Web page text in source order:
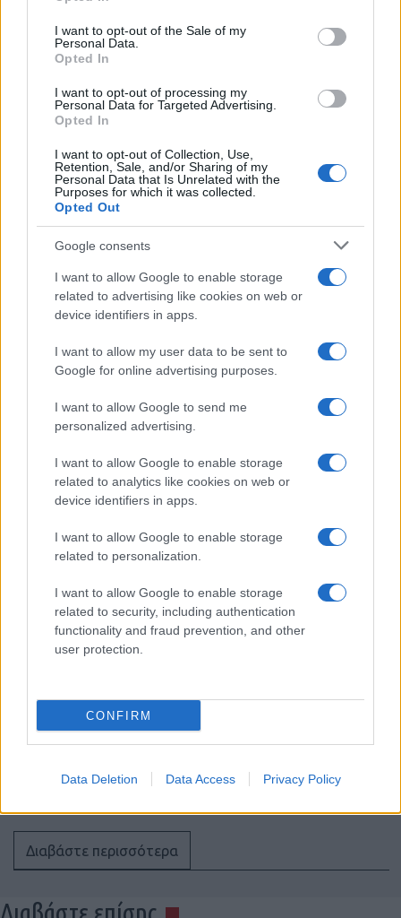
use your data for below specified purposes in below Google
consent section.
I want to opt-out of the Sale of my
Personal Data.
Opted In
I want to opt-out of processing my
Personal Data for Targeted Advertising.
Opted In
I want to opt-out of Collection, Use,
Retention, Sale, and/or Sharing of my
Personal Data that Is Unrelated with the
Purposes for which it was collected.
Opted Out
Google consents
I want to allow Google to enable storage
related to advertising like cookies on web or
device identifiers in apps.
I want to allow my user data to be sent to
Google for online advertising purposes.
I want to allow Google to send me
personalized advertising.
I want to allow Google to enable storage
related to analytics like cookies on web or
device identifiers in apps.
I want to allow Google to enable storage
related to personalization.
I want to allow Google to enable storage
related to security, including authentication
functionality and fraud prevention, and other
user protection.
CONFIRM
Data Deletion Data Access Privacy Policy
ΑΠΟΚΛΕΙΣΤΙΚΟ: Πόσα τεθωρακισμένα
Stryker μπορεί να παραχωρηθούν στον
Ελληνικό Στρατό και με τι κόστη
Αλλαγή στην ηγεσία του ανώτατου
οργάνου ασφαλείας του Ιράν
Που βρίσκεται η ελληνική στρατηγική
απέναντι στην αμυντική συμφωνία
Σαουδικής Αραβίας-Τουρκίας-Πακιστάν;
Το Ισραήλ «απορρίπτει» το σχέδιο των
Δύο άγνωστα drones πάνω από
γερμανική βάση υποστήριξης Patriot
Διαβάστε περισσότερα